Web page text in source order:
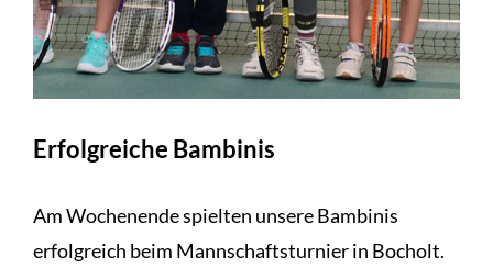
Erfolgreiche Bambinis
Am Wochenende spielten unsere Bambinis
erfolgreich beim Mannschaftsturnier in Bocholt.